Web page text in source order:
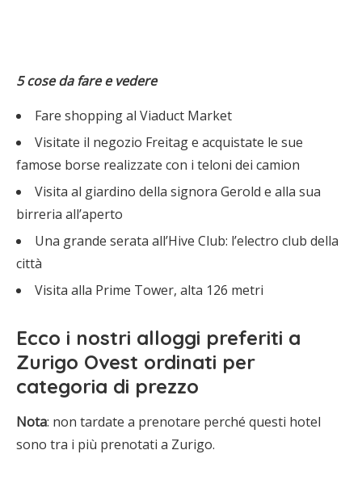
5 cose da fare e vedere
Fare shopping al Viaduct Market
Visitate il negozio Freitag e acquistate le sue
famose borse realizzate con i teloni dei camion
Visita al giardino della signora Gerold e alla sua
birreria all’aperto
Una grande serata all’Hive Club: l’electro club della
città
Visita alla Prime Tower, alta 126 metri
Ecco i nostri alloggi preferiti a
Zurigo Ovest ordinati per
categoria di prezzo
Nota: non tardate a prenotare perché questi hotel
sono tra i più prenotati a Zurigo.